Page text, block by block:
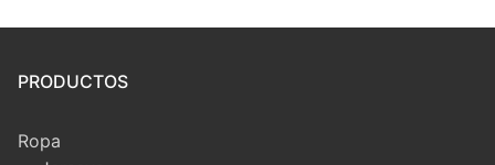
PRODUCTOS
Ropa